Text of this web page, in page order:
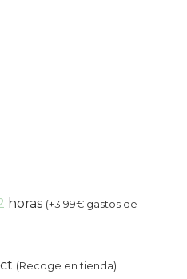
horas (+3.99€ gastos de
(Recoge en tienda)